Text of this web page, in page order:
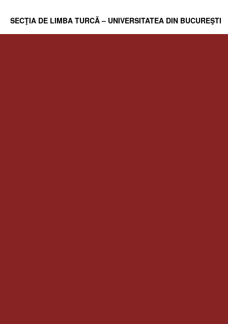
SECŢIA DE LIMBA TURCĂ – UNIVERSITATEA DIN BUCUREŞTI